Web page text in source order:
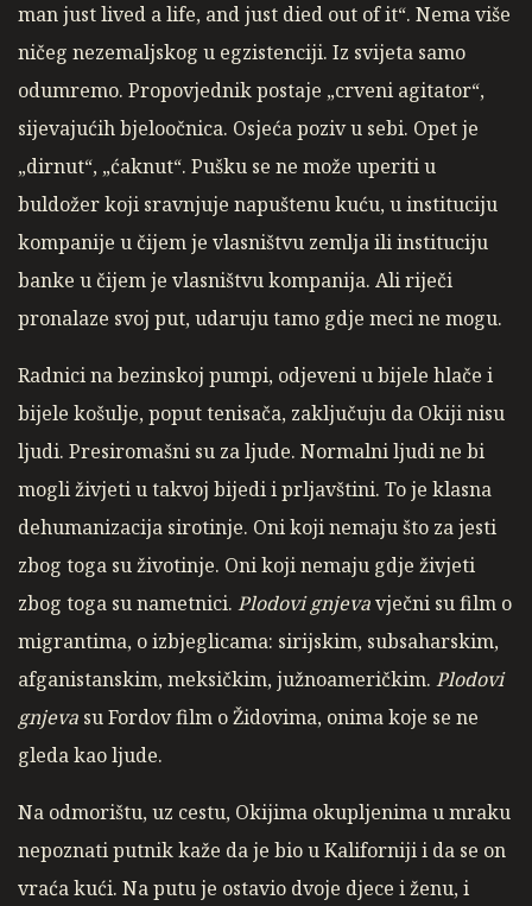
man just lived a life, and just died out of it“. Nema više
ničeg nezemaljskog u egzistenciji. Iz svijeta samo
odumremo. Propovjednik postaje „crveni agitator“,
sijevajućih bjeloočnica. Osjeća poziv u sebi. Opet je
„dirnut“, „ćaknut“. Pušku se ne može uperiti u
buldožer koji sravnjuje napuštenu kuću, u instituciju
kompanije u čijem je vlasništvu zemlja ili instituciju
banke u čijem je vlasništvu kompanija. Ali riječi
pronalaze svoj put, udaruju tamo gdje meci ne mogu.
Radnici na bezinskoj pumpi, odjeveni u bijele hlače i
bijele košulje, poput tenisača, zaključuju da Okiji nisu
ljudi. Presiromašni su za ljude. Normalni ljudi ne bi
mogli živjeti u takvoj bijedi i prljavštini. To je klasna
dehumanizacija sirotinje. Oni koji nemaju što za jesti
zbog toga su životinje. Oni koji nemaju gdje živjeti
zbog toga su nametnici. Plodovi gnjevavječni su film o
migrantima, o izbjeglicama: sirijskim, subsaharskim,
afganistanskim, meksičkim, južnoameričkim. Plodovi
gnjeva su Fordov film o Židovima, onima koje se ne
gleda kao ljude.
Na odmorištu, uz cestu, Okijima okupljenima u mraku
nepoznati putnik kaže da je bio u Kaliforniji i da se on
vraća kući. Na putu je ostavio dvoje djece i ženu, i